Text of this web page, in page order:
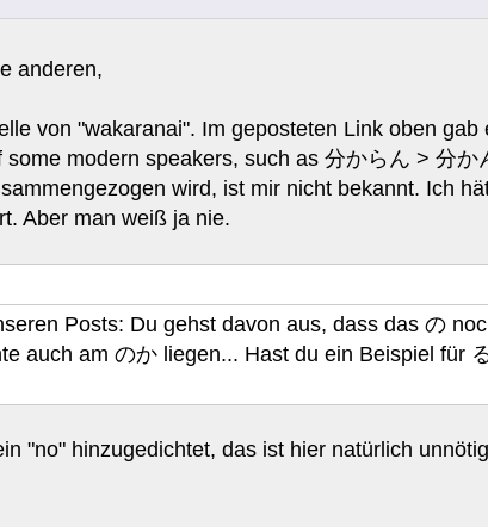
anderen,
von "wakaranai". Im geposteten Link oben
modern speakers, such as 分からん > 分か
wird, ist mir nicht bekannt. Ich
Aber man weiß ja nie.
Posts: Du gehst davon aus, dass das の
auch am のか liegen... Hast du ein Beispiel für
"no" hinzugedichtet, das ist hier natürlich